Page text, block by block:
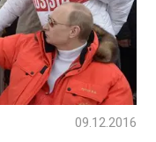
09.12.2016